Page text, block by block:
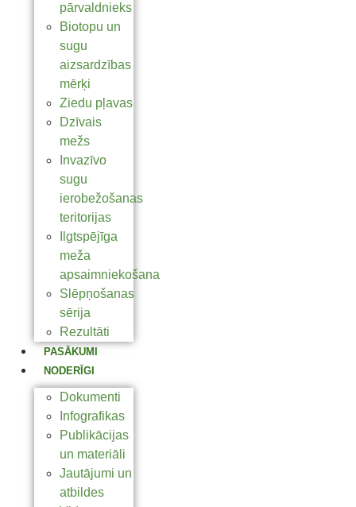
pārvaldnieks
Biotopu un
sugu
aizsardzības
mērķi
Ziedu pļavas
Dzīvais
mežs
Invazīvo
sugu
ierobežošanas
teritorijas
Ilgtspējīga
meža
apsaimniekošana
Slēpņošanas
sērija
Rezultāti
PASĀKUMI
NODERĪGI
Dokumenti
Infografikas
Publikācijas
un materiāli
Jautājumi un
atbildes